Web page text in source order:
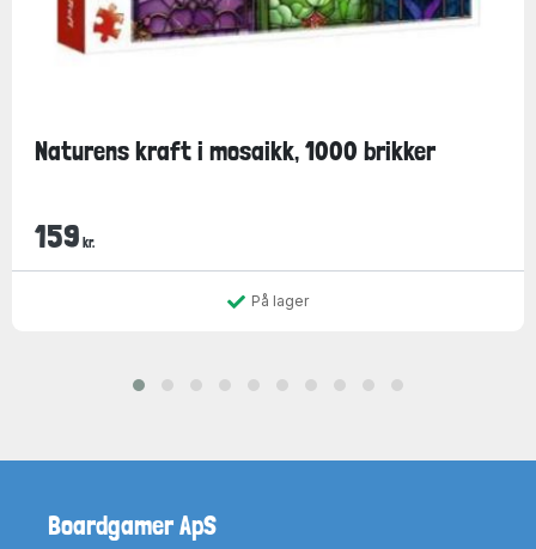
Naturens kraft i mosaikk, 1000 brikker
159 kr.
På lager
Boardgamer ApS